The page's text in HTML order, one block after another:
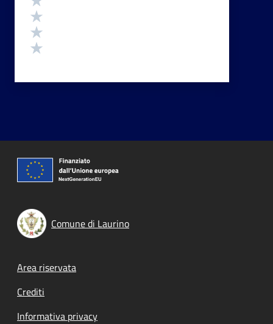
Comune di Laurino
Footer menu
Area riservata
Crediti
Informativa privacy